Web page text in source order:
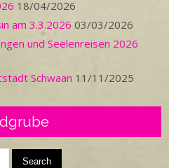
18/04/2026
am 3.3.2026 03/03/2026
und Seelenreisen 2026
Schwaan 11/11/2025